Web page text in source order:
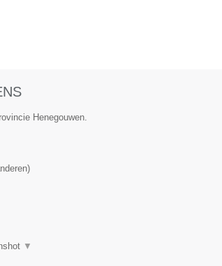
Henegouwen.
)
▼